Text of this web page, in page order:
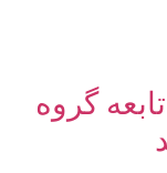
شرکت‌ تابعه گروه